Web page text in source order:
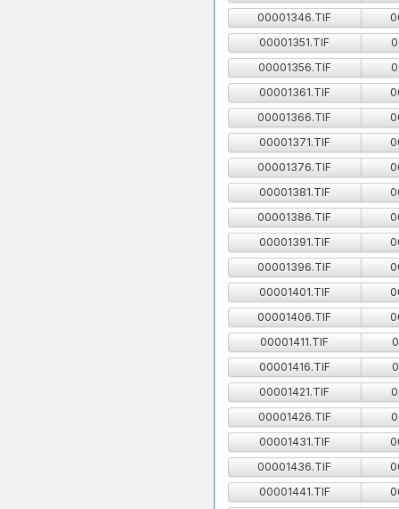
00001346.TIF
00001351.TIF
00001356.TIF
00001361.TIF
00001366.TIF
00001371.TIF
00001376.TIF
00001381.TIF
00001386.TIF
00001391.TIF
00001396.TIF
00001401.TIF
00001406.TIF
00001411.TIF
00001416.TIF
00001421.TIF
00001426.TIF
00001431.TIF
00001436.TIF
00001441.TIF